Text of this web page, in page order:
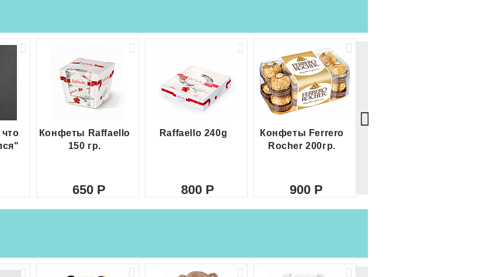
Конфеты Raffaello
150 гр.
650
Raffaello 240g
800
Конфеты Ferrero
Rocher 200гр.
900